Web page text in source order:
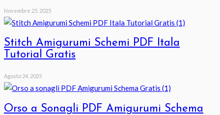
Novembre 25, 2025
Stitch Amigurumi Schemi PDF Itala
Tutorial Gratis
Agosto 24, 2025
Orso a Sonagli PDF Amigurumi Schema